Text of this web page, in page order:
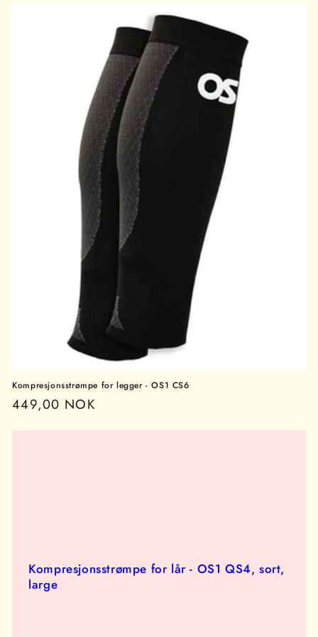
Kompresjonsstrømpe for legger - OS1 CS6
Vanlig
449,00 NOK
Kompresjonsstrømpe for lår - OS1 QS4, sort,
large